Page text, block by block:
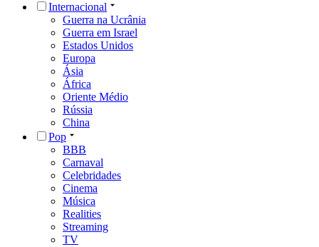
Internacional
Guerra na Ucrânia
Guerra em Israel
Estados Unidos
Europa
Ásia
África
Oriente Médio
Rússia
China
Pop
BBB
Carnaval
Celebridades
Cinema
Música
Realities
Streaming
TV